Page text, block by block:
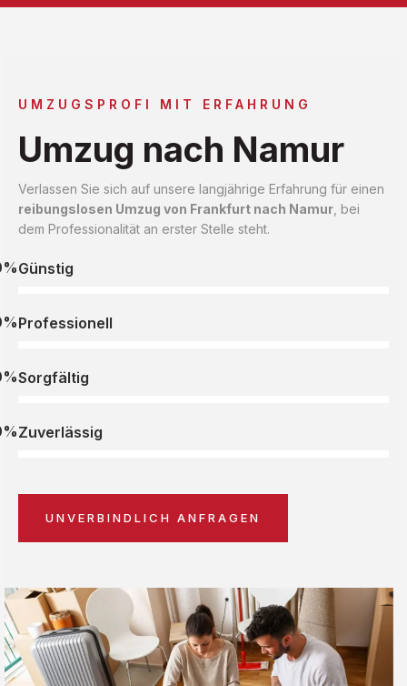
UMZUGSPROFI MIT ERFAHRUNG
Umzug nach Namur
Verlassen Sie sich auf unsere langjährige Erfahrung für einen
reibungslosen Umzug von Frankfurt nach Namur , bei
dem Professionalität an erster Stelle steht.
Günstig
Professionell
Sorgfältig
Zuverlässig
UNVERBINDLICH ANFRAGEN